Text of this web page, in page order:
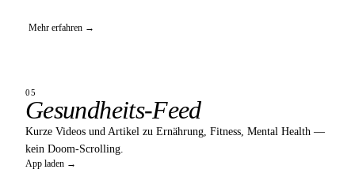
Mehr erfahren →
05
Gesundheits-Feed
Kurze Videos und Artikel zu Ernährung, Fitness, Mental Health —
kein Doom-Scrolling.
App laden →